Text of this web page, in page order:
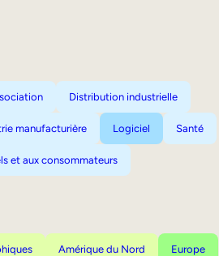
Distribution industrielle
manufacturière Logiciel Santé
et aux consommateurs
Amérique du Nord Europe